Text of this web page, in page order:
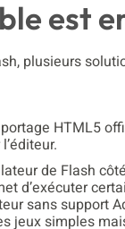
est
plusieurs
HTML5
de Flash
d’exécuter
sans support
jeux simples